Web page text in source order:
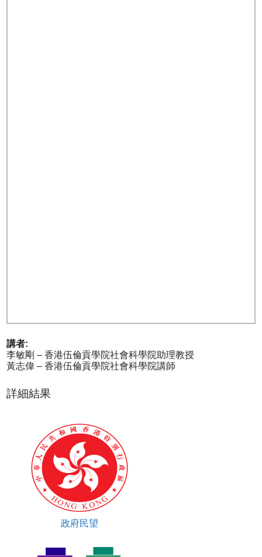
講者:
李敏剛 – 香港伍倫貢學院社會科學院助理教授
黃志偉 – 香港伍倫貢學院社會科學院講師
詳細結果
政府民望